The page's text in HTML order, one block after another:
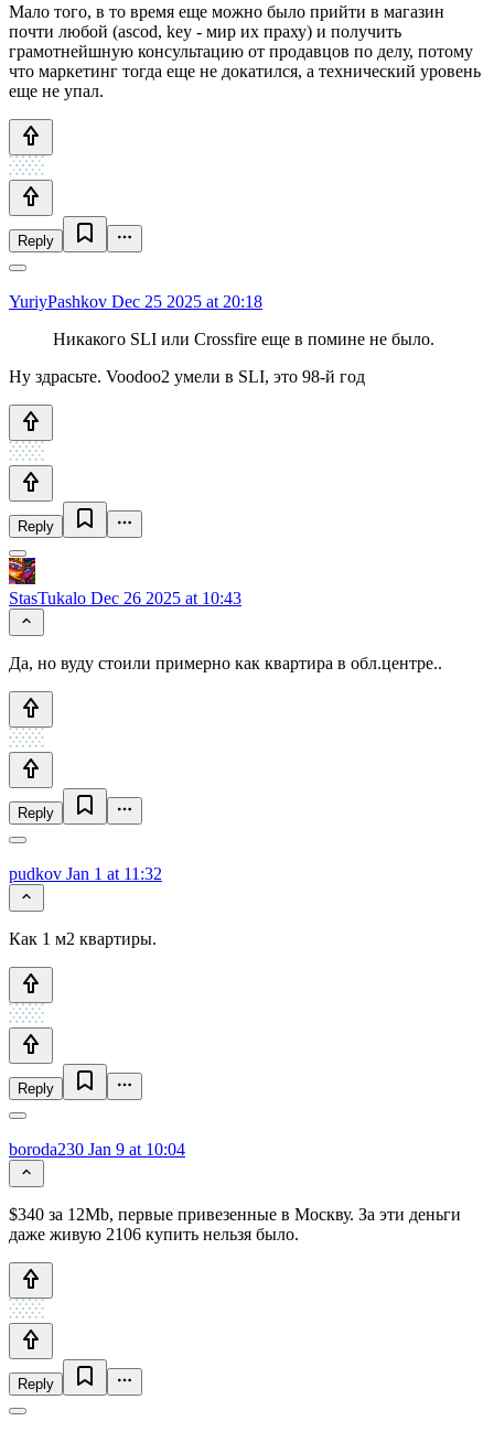
Мало того, в то время еще можно было прийти в магазин
почти любой (ascod, key - мир их праху) и получить
грамотнейшную консультацию от продавцов по делу, потому
что маркетинг тогда еще не докатился, а технический уровень
еще не упал.
Reply
YuriyPashkov Dec 25 2025 at 20:18
Никакого SLI или Crossfire еще в помине не было.
Ну здрасьте. Voodoo2 умели в SLI, это 98-й год
Reply
StasTukalo Dec 26 2025 at 10:43
Да, но вуду стоили примерно как квартира в обл.центре..
Reply
pudkov Jan 1 at 11:32
Как 1 м2 квартиры.
Reply
boroda230 Jan 9 at 10:04
$340 за 12Mb, первые привезенные в Москву. За эти деньги
даже живую 2106 купить нельзя было.
Reply